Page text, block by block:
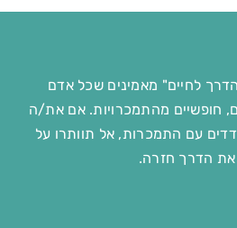
לחיים" מאמינים שכל אדם
חופשיים מהתמכרויות. אם את/ה
עם התמכרות, אל תוותרו על
את הדרך חזרה.